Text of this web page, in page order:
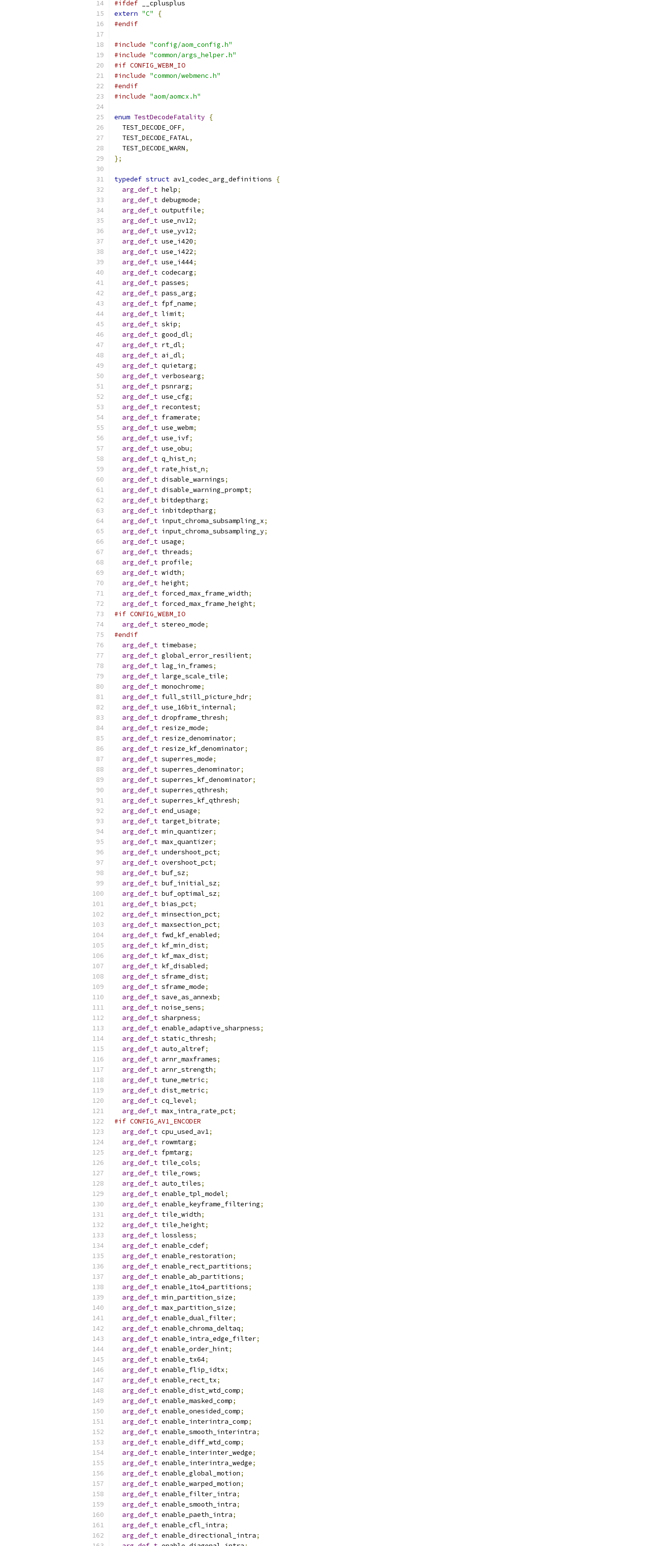
#ifdef __cplusplus
extern "C"
{
#endif
#include "config/aom_config.h"
#include "common/args_helper.h"
#if CONFIG_WEBM_IO
#include "common/webmenc.h"
#endif
#include "aom/aomcx.h"
enum TestDecodeFatality {
  TEST_DECODE_OFF
,
  TEST_DECODE_FATAL
,
  TEST_DECODE_WARN
,
};
typedef struct av1_codec_arg_definitions
{
arg_def_t help;
arg_def_t debugmode;
arg_def_t outputfile;
arg_def_t use_nv12;
arg_def_t use_yv12;
arg_def_t use_i420;
arg_def_t use_i422;
arg_def_t use_i444;
arg_def_t codecarg;
arg_def_t passes;
arg_def_t pass_arg;
arg_def_t fpf_name;
arg_def_t limit;
arg_def_t skip;
arg_def_t good_dl;
arg_def_t rt_dl;
arg_def_t ai_dl;
arg_def_t quietarg;
arg_def_t verbosearg;
arg_def_t psnrarg;
arg_def_t use_cfg;
arg_def_t recontest;
arg_def_t framerate;
arg_def_t use_webm;
arg_def_t use_ivf;
arg_def_t use_obu;
arg_def_t q_hist_n;
arg_def_t rate_hist_n;
arg_def_t disable_warnings;
arg_def_t disable_warning_prompt;
arg_def_t bitdeptharg;
arg_def_t inbitdeptharg;
arg_def_t input_chroma_subsampling_x;
arg_def_t input_chroma_subsampling_y;
arg_def_t usage;
arg_def_t threads;
arg_def_t profile;
arg_def_t width;
arg_def_t height;
arg_def_t forced_max_frame_width;
arg_def_t forced_max_frame_height;
#if CONFIG_WEBM_IO
arg_def_t stereo_mode;
#endif
arg_def_t timebase;
arg_def_t global_error_resilient;
arg_def_t lag_in_frames;
arg_def_t large_scale_tile;
arg_def_t monochrome;
arg_def_t full_still_picture_hdr;
arg_def_t use_16bit_internal;
arg_def_t dropframe_thresh;
arg_def_t resize_mode;
arg_def_t resize_denominator;
arg_def_t resize_kf_denominator;
arg_def_t superres_mode;
arg_def_t superres_denominator;
arg_def_t superres_kf_denominator;
arg_def_t superres_qthresh;
arg_def_t superres_kf_qthresh;
arg_def_t end_usage;
arg_def_t target_bitrate;
arg_def_t min_quantizer;
arg_def_t max_quantizer;
arg_def_t undershoot_pct;
arg_def_t overshoot_pct;
arg_def_t buf_sz;
arg_def_t buf_initial_sz;
arg_def_t buf_optimal_sz;
arg_def_t bias_pct;
arg_def_t minsection_pct;
arg_def_t maxsection_pct;
arg_def_t fwd_kf_enabled;
arg_def_t kf_min_dist;
arg_def_t kf_max_dist;
arg_def_t kf_disabled;
arg_def_t sframe_dist;
arg_def_t sframe_mode;
arg_def_t save_as_annexb;
arg_def_t noise_sens;
arg_def_t sharpness;
arg_def_t enable_adaptive_sharpness;
arg_def_t static_thresh;
arg_def_t auto_altref;
arg_def_t arnr_maxframes;
arg_def_t arnr_strength;
arg_def_t tune_metric;
arg_def_t dist_metric;
arg_def_t cq_level;
arg_def_t max_intra_rate_pct;
#if CONFIG_AV1_ENCODER
arg_def_t cpu_used_av1;
arg_def_t rowmtarg;
arg_def_t fpmtarg;
arg_def_t tile_cols;
arg_def_t tile_rows;
arg_def_t auto_tiles;
arg_def_t enable_tpl_model;
arg_def_t enable_keyframe_filtering;
arg_def_t tile_width;
arg_def_t tile_height;
arg_def_t lossless;
arg_def_t enable_cdef;
arg_def_t enable_restoration;
arg_def_t enable_rect_partitions;
arg_def_t enable_ab_partitions;
arg_def_t enable_1to4_partitions;
arg_def_t min_partition_size;
arg_def_t max_partition_size;
arg_def_t enable_dual_filter;
arg_def_t enable_chroma_deltaq;
arg_def_t enable_intra_edge_filter;
arg_def_t enable_order_hint;
arg_def_t enable_tx64;
arg_def_t enable_flip_idtx;
arg_def_t enable_rect_tx;
arg_def_t enable_dist_wtd_comp;
arg_def_t enable_masked_comp;
arg_def_t enable_onesided_comp;
arg_def_t enable_interintra_comp;
arg_def_t enable_smooth_interintra;
arg_def_t enable_diff_wtd_comp;
arg_def_t enable_interinter_wedge;
arg_def_t enable_interintra_wedge;
arg_def_t enable_global_motion;
arg_def_t enable_warped_motion;
arg_def_t enable_filter_intra;
arg_def_t enable_smooth_intra;
arg_def_t enable_paeth_intra;
arg_def_t enable_cfl_intra;
arg_def_t enable_directional_intra;